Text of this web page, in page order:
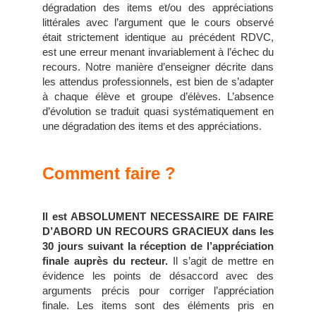
dégradation des items et/ou des appréciations
littérales avec l’argument que le cours observé
était strictement identique au précédent RDVC,
est une erreur menant invariablement à l’échec du
recours. Notre manière d’enseigner décrite dans
les attendus professionnels, est bien de s’adapter
à chaque élève et groupe d’élèves. L’absence
d’évolution se traduit quasi systématiquement en
une dégradation des items et des appréciations.
Comment faire ?
Il est ABSOLUMENT NECESSAIRE DE FAIRE
D’ABORD UN RECOURS GRACIEUX dans les
30 jours suivant la réception de l’appréciation
finale auprès du recteur. Il s’agit de mettre en
évidence les points de désaccord avec des
arguments précis pour corriger l’appréciation
finale. Les items sont des éléments pris en